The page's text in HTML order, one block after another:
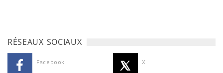
RÉSEAUX SOCIAUX
Facebook X